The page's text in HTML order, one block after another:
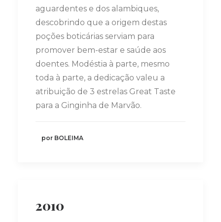
aguardentes e dos alambiques,
descobrindo que a origem destas
poções boticárias serviam para
promover bem-estar e saúde aos
doentes. Modéstia à parte, mesmo
toda à parte, a dedicação valeu a
atribuição de 3 estrelas Great Taste
para a Ginginha de Marvão.
por BOLEIMA
2010